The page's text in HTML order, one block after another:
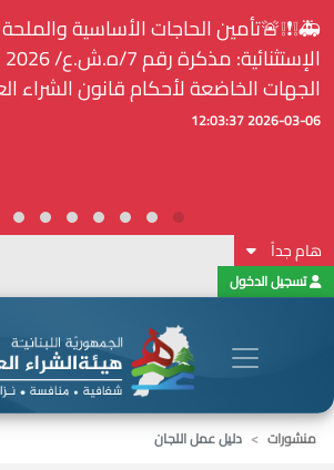
🚑❕❗❕🚨تأمين الحاجات الأساسية
الجهات الخاضعة لأحكام قانون الشراء
2026-03-06 12:03:37
هام جداً
تسجيل الدخول
منشورات دليل عمل اللجان